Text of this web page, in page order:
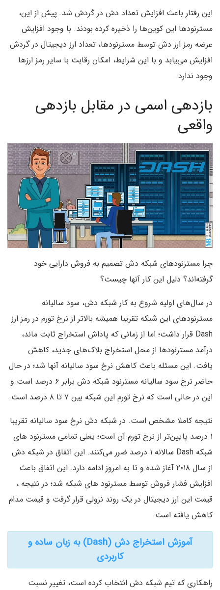
این رفتار باعث افزایش تعداد دش در گردش شد. پیش از این،
مسترنودها این کوین‌ها را ذخیره کرده بودند. با وجود افزایش
عرضه رمز ارز دش توسط مسترنودها، تعداد ارز دیجیتال در گردش
افزایش می‌یابد و با این شرایط، امکان رقابت با سایر رمز ارزها
وجود ندارد.
بازدهی اسمی در مقابل بازدهی
واقعی
چرا مسترنودهای شبکه دش تصمیم به فروش دارایی خود
گرفته‌اند؟ دلیل این کار آنها چیست؟
در سال‌های اولیه شروع به کار شبکه دش، سود سالیانه
مسترنودهای این شبکه تقریبا همیشه بالاتر از نرخ تورم در رمز ارز
Dash قرار داشت؛ اما از زمانی که پاداش استخراج ثابت ماند،
درآمد مسترنودها از محل استخراج بلاک‌های جدید، کاهش
یافت. این مسئله باعث کاهش نرخ سود سالیانه آنها شد؛ در حال
حاضر نرخ سود سالیانه مسترنود شبکه دش برابر ۶ درصد است و
این در حالی است که نرخ تورم این شبکه بین ۷ تا ۸ درصد است.
نتیجه کاملا مشخص است. در شبکه دش نرخ سود سالیانه تقریبا
۱ درصد پایین‌تر از نرخ تورم آن است؛ یعنی تمامی مسترنود های
شبکه Dash سالانه ۱ درصد ضرر می‌کنند. این اتفاق در شبکه دش
از سال ۲۰۱۸ آغاز شده و تا به امروز ادامه دارد. این اتفاق باعث
افزایش فشار فروش توسط مسترنود های شبکه شد؛ در نتیجه ،
قیمت این ارز دیجیتال در یک روند نزولی قرار گرفت و قیمت مدام
کاهش یافته است.
آموزش استخراج دش (Dash) به زبان ساده و
کاربردی
راهکاری که تیم شبکه دش انتخاب کرده است، تغییر نسبت